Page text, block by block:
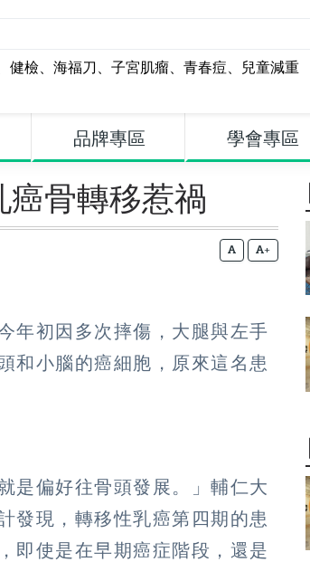
健檢、 海福刀 、 子宮肌瘤、 青春痘、 兒童減重
品牌專區 學會專區
骨轉移惹禍
+
年初因多次摔傷，大腿與左手
和小腦的癌細胞，原來這名患
是偏好往骨頭發展。」輔仁大
發現，轉移性乳癌第四期的患
即使是在早期癌症階段，還是